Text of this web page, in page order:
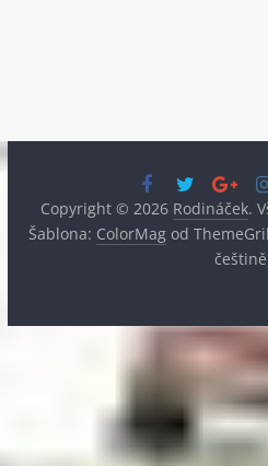
Copyright © 2026 Rodináček.
Šablona: ColorMagod